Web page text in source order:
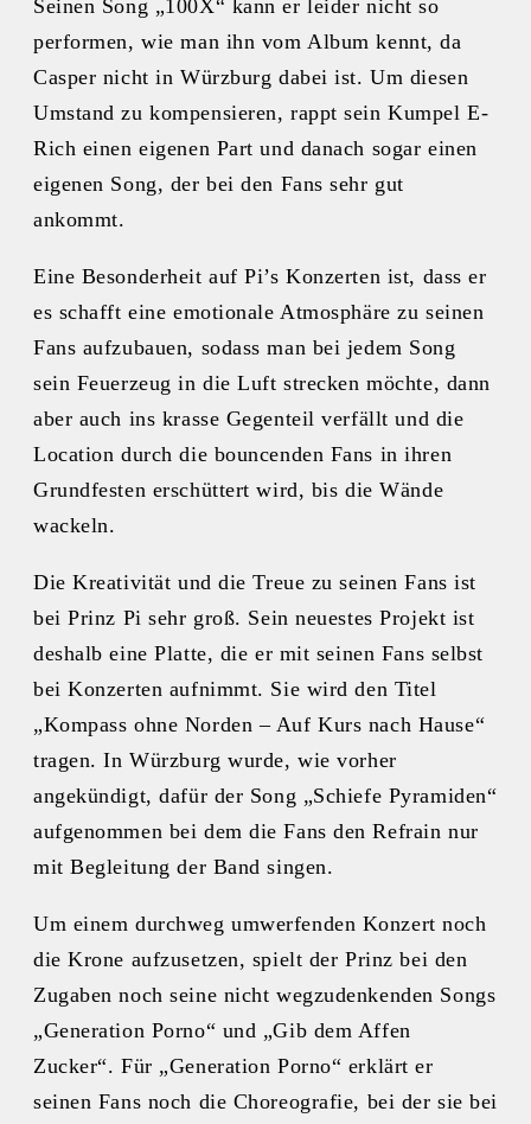
Seinen Song „100X“ kann er leider nicht so
performen, wie man ihn vom Album kennt, da
Casper nicht in Würzburg dabei ist. Um diesen
Umstand zu kompensieren, rappt sein Kumpel E-
Rich einen eigenen Part und danach sogar einen
eigenen Song, der bei den Fans sehr gut
ankommt.
Eine Besonderheit auf Pi’s Konzerten ist, dass er
es schafft eine emotionale Atmosphäre zu seinen
Fans aufzubauen, sodass man bei jedem Song
sein Feuerzeug in die Luft strecken möchte, dann
aber auch ins krasse Gegenteil verfällt und die
Location durch die bouncenden Fans in ihren
Grundfesten erschüttert wird, bis die Wände
wackeln.
Die Kreativität und die Treue zu seinen Fans ist
bei Prinz Pi sehr groß. Sein neuestes Projekt ist
deshalb eine Platte, die er mit seinen Fans selbst
bei Konzerten aufnimmt. Sie wird den Titel
„Kompass ohne Norden – Auf Kurs nach Hause“
tragen. In Würzburg wurde, wie vorher
angekündigt, dafür der Song „Schiefe Pyramiden“
aufgenommen bei dem die Fans den Refrain nur
mit Begleitung der Band singen.
Um einem durchweg umwerfenden Konzert noch
die Krone aufzusetzen, spielt der Prinz bei den
Zugaben noch seine nicht wegzudenkenden Songs
„Generation Porno“ und „Gib dem Affen
Zucker“. Für „Generation Porno“ erklärt er
seinen Fans noch die Choreografie, bei der sie bei